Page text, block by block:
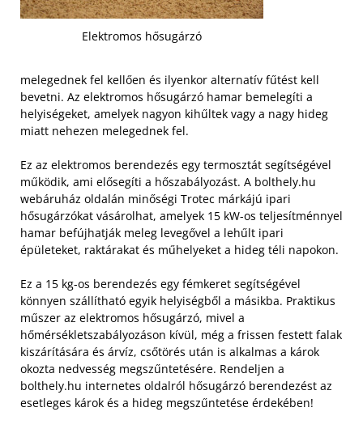
Elektromos hősugárzó
melegednek fel kellően és ilyenkor alternatív fűtést kell
bevetni. Az elektromos hősugárzó hamar bemelegíti a
helyiségeket, amelyek nagyon kihűltek vagy a nagy hideg
miatt nehezen melegednek fel.
Ez az elektromos berendezés egy termosztát segítségével
működik, ami elősegíti a hőszabályozást. A bolthely.hu
webáruház oldalán minőségi Trotec márkájú ipari
hősugárzókat vásárolhat, amelyek 15 kW-os teljesítménnyel
hamar befújhatják meleg levegővel a lehűlt ipari
épületeket, raktárakat és műhelyeket a hideg téli napokon.
Ez a 15 kg-os berendezés egy fémkeret segítségével
könnyen szállítható egyik helyiségből a másikba. Praktikus
műszer az elektromos hősugárzó, mivel a
hőmérsékletszabályozáson kívül, még a frissen festett falak
kiszárítására és árvíz, csőtörés után is alkalmas a károk
okozta nedvesség megszűntetésére. Rendeljen a
bolthely.hu internetes oldalról hősugárzó berendezést az
esetleges károk és a hideg megszűntetése érdekében!